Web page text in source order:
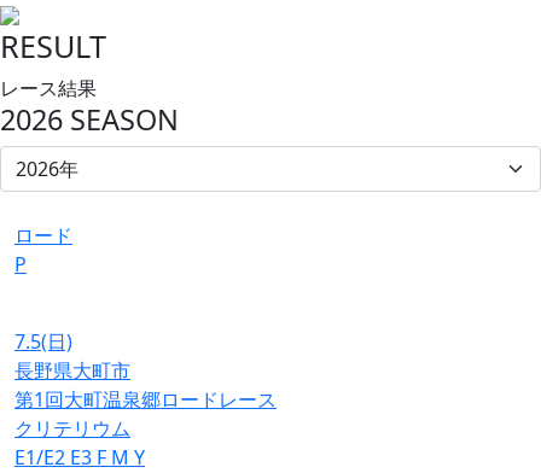
RESULT
レース結果
2026 SEASON
ロード
P
7.5(日)
長野県大町市
第1回大町温泉郷ロードレース
クリテリウム
E1/E2 E3 F M Y